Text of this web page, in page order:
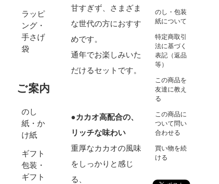
ラッピ
ング・
手さげ
袋
ご案内
のし
紙・か
け紙
ギフト
包装・
ギフト
甘すぎず、さまざま
な世代の方におすす
めです。
通年でお楽しみいた
だけるセットです。
●カカオ高配合の、
リッチな味わい
重厚なカカオの風味
をしっかりと感じ
る、
のし・包装
紙について
特定商取引
法に基づく
表記（返品
等）
この商品を
友達に教え
る
この商品に
ついて問い
合わせる
買い物を続
ける